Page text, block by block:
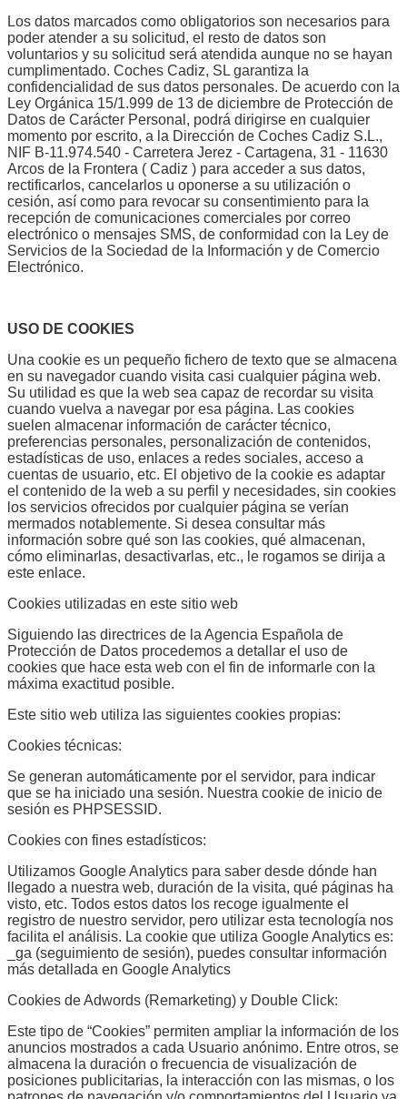
Los datos marcados como obligatorios son necesarios para
poder atender a su solicitud, el resto de datos son
voluntarios y su solicitud será atendida aunque no se hayan
cumplimentado. Coches Cadiz, SL garantiza la
confidencialidad de sus datos personales. De acuerdo con la
Ley Orgánica 15/1.999 de 13 de diciembre de Protección de
Datos de Carácter Personal, podrá dirigirse en cualquier
momento por escrito, a la Dirección de Coches Cadiz S.L.,
NIF B-11.974.540 - Carretera Jerez - Cartagena, 31 - 11630
Arcos de la Frontera ( Cadiz ) para acceder a sus datos,
rectificarlos, cancelarlos u oponerse a su utilización o
cesión, así como para revocar su consentimiento para la
recepción de comunicaciones comerciales por correo
electrónico o mensajes SMS, de conformidad con la Ley de
Servicios de la Sociedad de la Información y de Comercio
Electrónico.
USO DE COOKIES
Una cookie es un pequeño fichero de texto que se almacena
en su navegador cuando visita casi cualquier página web.
Su utilidad es que la web sea capaz de recordar su visita
cuando vuelva a navegar por esa página. Las cookies
suelen almacenar información de carácter técnico,
preferencias personales, personalización de contenidos,
estadísticas de uso, enlaces a redes sociales, acceso a
cuentas de usuario, etc. El objetivo de la cookie es adaptar
el contenido de la web a su perfil y necesidades, sin cookies
los servicios ofrecidos por cualquier página se verían
mermados notablemente. Si desea consultar más
información sobre qué son las cookies, qué almacenan,
cómo eliminarlas, desactivarlas, etc., le rogamos se dirija a
este enlace.
Cookies utilizadas en este sitio web
Siguiendo las directrices de la Agencia Española de
Protección de Datos procedemos a detallar el uso de
cookies que hace esta web con el fin de informarle con la
máxima exactitud posible.
Este sitio web utiliza las siguientes cookies propias:
Cookies técnicas:
Se generan automáticamente por el servidor, para indicar
que se ha iniciado una sesión. Nuestra cookie de inicio de
sesión es PHPSESSID.
Cookies con fines estadísticos:
Utilizamos Google Analytics para saber desde dónde han
llegado a nuestra web, duración de la visita, qué páginas ha
visto, etc. Todos estos datos los recoge igualmente el
registro de nuestro servidor, pero utilizar esta tecnología nos
facilita el análisis. La cookie que utiliza Google Analytics es:
_ga (seguimiento de sesión), puedes consultar información
más detallada en Google Analytics
Cookies de Adwords (Remarketing) y Double Click:
Este tipo de “Cookies” permiten ampliar la información de los
anuncios mostrados a cada Usuario anónimo. Entre otros, se
almacena la duración o frecuencia de visualización de
posiciones publicitarias, la interacción con las mismas, o los